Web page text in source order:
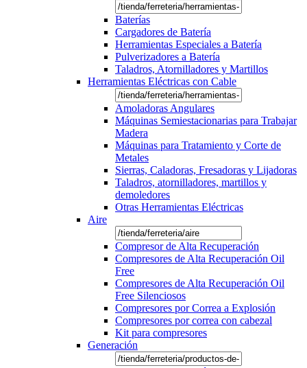
Baterías
Cargadores de Batería
Herramientas Especiales a Batería
Pulverizadores a Batería
Taladros, Atornilladores y Martillos
Herramientas Eléctricas con Cable
Amoladoras Angulares
Máquinas Semiestacionarias para Trabajar
Madera
Máquinas para Tratamiento y Corte de
Metales
Sierras, Caladoras, Fresadoras y Lijadoras
Taladros, atornilladores, martillos y
demoledores
Otras Herramientas Eléctricas
Aire
Compresor de Alta Recuperación
Compresores de Alta Recuperación Oil
Free
Compresores de Alta Recuperación Oil
Free Silenciosos
Compresores por Correa a Explosión
Compresores por correa con cabezal
Kit para compresores
Generación